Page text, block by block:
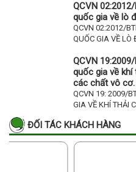
QCVN
quốc gia về lò
QCVN 02:2012/
QUỐC GIA VỀ LÒ
QCVN
quốc gia về khí
các chất vô cơ.
QCVN 19: 2009/
GIA VỀ KHÍ THẢI
ĐỐI TÁC KHÁCH HÀNG